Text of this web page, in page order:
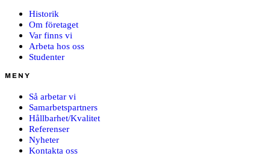
Historik
Om företaget
Var finns vi
Arbeta hos oss
Studenter
MENY
Så arbetar vi
Samarbetspartners
Hållbarhet/Kvalitet
Referenser
Nyheter
Kontakta oss